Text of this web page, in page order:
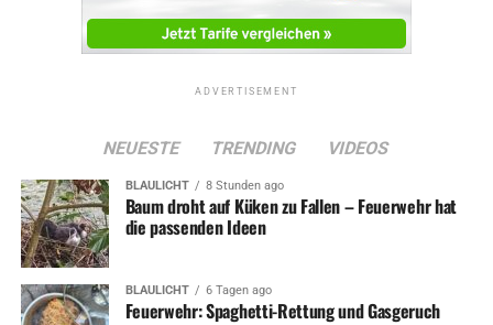
ADVERTISEMENT
NEUESTE TRENDING VIDEOS
BLAULICHT 8 Stunden ago
Baum droht auf Küken zu Fallen – Feuerwehr hat
die passenden Ideen
BLAULICHT 6 Tagen ago
Feuerwehr: Spaghetti-Rettung und Gasgeruch